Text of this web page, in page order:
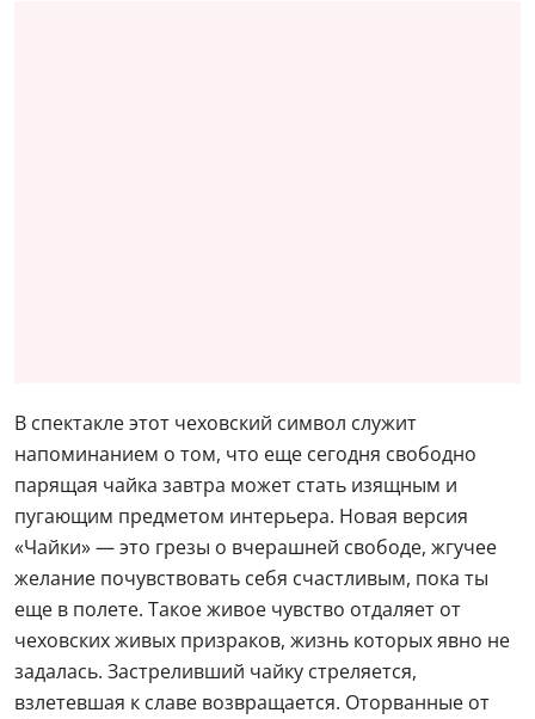
В спектакле этот чеховский символ служит
напоминанием о том, что еще сегодня свободно
парящая чайка завтра может стать изящным и
пугающим предметом интерьера. Новая версия
«Чайки» — это грезы о вчерашней свободе, жгучее
желание почувствовать себя счастливым, пока ты
еще в полете. Такое живое чувство отдаляет от
чеховских живых призраков, жизнь которых явно не
задалась. Застреливший чайку стреляется,
взлетевшая к славе возвращается. Оторванные от